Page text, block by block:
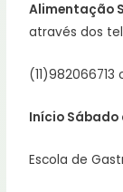
Alimentação
através dos
(11)982066713
Início Sábado
Escola de